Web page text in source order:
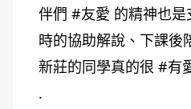
伴們 #友愛 的精神也
時的協助解說、下課後
新莊的同學真的很 #有
.